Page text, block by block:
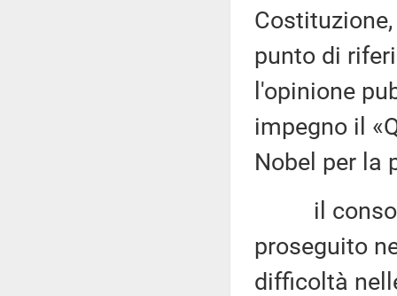
punto di
l'opinione
impegno il
Nobel per la
il
proseguito
difficoltà